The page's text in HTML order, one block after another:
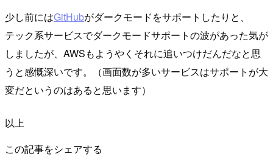
少し前にはGitHubがダークモードをサポートしたりと、
テック系サービスでダークモードサポートの波があった気が
しましたが、AWSもようやくそれに追いつけだんだなと思
うと感慨深いです。（画面数が多いサービスはサポートが大
変だというのはあると思います）
以上
この記事をシェアする